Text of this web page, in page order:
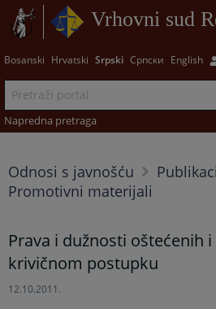
Vrhovni sud
Bosanski Hrvatski Srpski Српски English
Napredna pretraga
Odnosi s javnošću
Promotivni materijali
Prava i dužnosti oštećenih
krivičnom postupku
12.10.2011.